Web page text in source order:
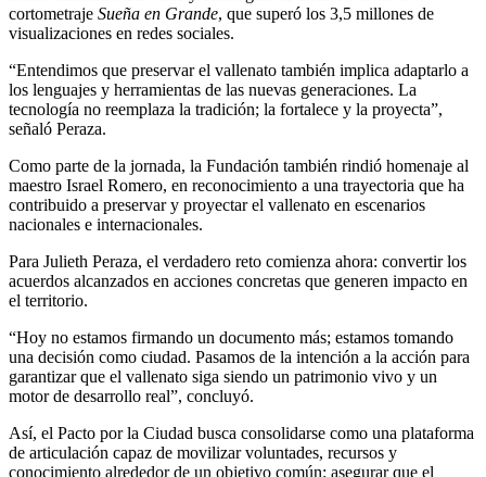
cortometraje Sueña en Grande, que superó los 3,5 millones de
visualizaciones en redes sociales.
“Entendimos que preservar el vallenato también implica adaptarlo a
los lenguajes y herramientas de las nuevas generaciones. La
tecnología no reemplaza la tradición; la fortalece y la proyecta”,
señaló Peraza.
Como parte de la jornada, la Fundación también rindió homenaje al
maestro Israel Romero, en reconocimiento a una trayectoria que ha
contribuido a preservar y proyectar el vallenato en escenarios
nacionales e internacionales.
Para Julieth Peraza, el verdadero reto comienza ahora: convertir los
acuerdos alcanzados en acciones concretas que generen impacto en
el territorio.
“Hoy no estamos firmando un documento más; estamos tomando
una decisión como ciudad. Pasamos de la intención a la acción para
garantizar que el vallenato siga siendo un patrimonio vivo y un
motor de desarrollo real”, concluyó.
Así, el Pacto por la Ciudad busca consolidarse como una plataforma
de articulación capaz de movilizar voluntades, recursos y
conocimiento alrededor de un objetivo común: asegurar que el